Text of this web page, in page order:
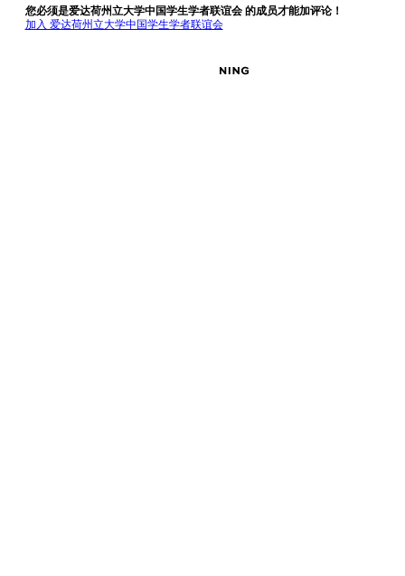
您必须是爱达荷州立大学中国学生学者联谊会 的成员才能加评论！
加入 爱达荷州立大学中国学生学者联谊会